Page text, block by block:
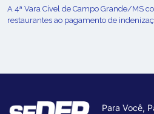
A 4ª Vara Cível de Campo Grande/MS
restaurantes ao pagamento de
Para Você,